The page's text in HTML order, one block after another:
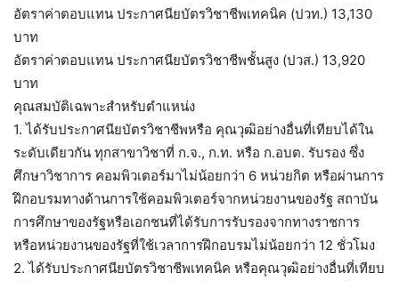
อัตราค่าตอบแทน ประกาศนียบัตรวิชาชีพเทคนิค (ปวท.) 13,130
บาท
อัตราค่าตอบแทน ประกาศนียบัตรวิชาชีพชั้นสูง (ปวส.) 13,920
บาท
คุณสมบัติเฉพาะสำหรับตำแหน่ง
1. ได้รับประกาศนียบัตรวิชาชีพหรือ คุณวุฒิอย่างอื่นที่เทียบได้ใน
ระดับเดียวกัน ทุกสาขาวิชาที่ ก.จ., ก.ท. หรือ ก.อบต. รับรอง ซึ่ง
ศึกษาวิชาการ คอมพิวเตอร์มาไม่น้อยกว่า 6 หน่วยกิต หรือผ่านการ
ฝึกอบรมทางด้านการใช้คอมพิวเตอร์จากหน่วยงานของรัฐ สถาบัน
การศึกษาของรัฐหรือเอกชนที่ได้รับการรับรองจากทางราชการ
หรือหน่วยงานของรัฐที่ใช้เวลาการฝึกอบรมไม่น้อยกว่า 12 ชั่วโมง
2. ได้รับประกาศนียบัตรวิชาชีพเทคนิค หรือคุณวุฒิอย่างอื่นที่เทียบ